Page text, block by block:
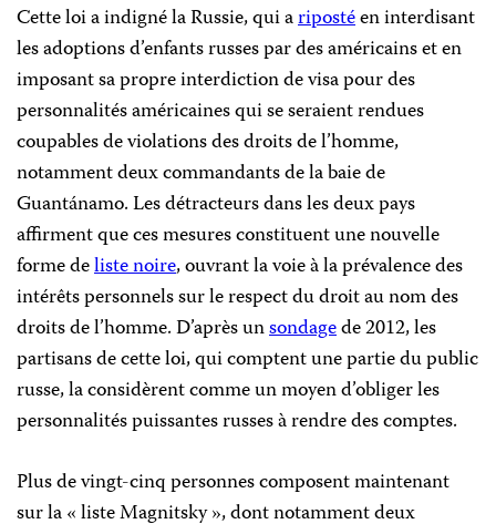
Cette loi a indigné la Russie, qui aripostéen interdisant
les adoptions d’enfants russes par des américains et en
imposant sa propre interdiction de visa pour des
personnalités américaines qui se seraient rendues
coupables de violations des droits de l’homme,
notamment deux commandants de la baie de
Guantánamo. Les détracteurs dans les deux pays
affirment que ces mesures constituent une nouvelle
forme deliste noire, ouvrant la voie à la prévalence des
intérêts personnels sur le respect du droit au nom des
droits de l’homme. D’après unsondagede 2012, les
partisans de cette loi, qui comptent une partie du public
russe, la considèrent comme un moyen d’obliger les
personnalités puissantes russes à rendre des comptes.
Plus de vingt-cinq personnes composent maintenant
sur la « liste Magnitsky », dont notamment deux